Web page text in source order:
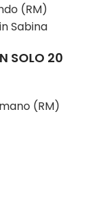
(RM)
Sabina
SOLO 20
(RM)